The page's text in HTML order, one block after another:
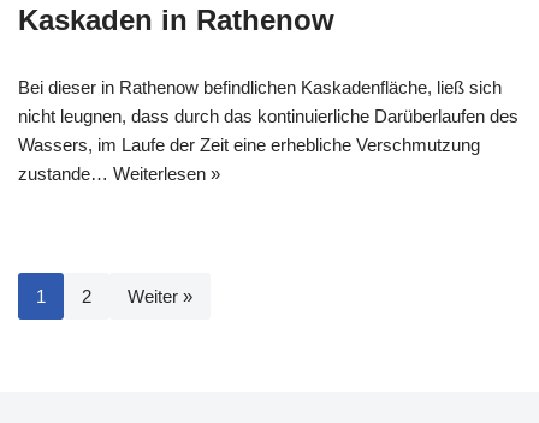
Kaskaden in Rathenow
Bei dieser in Rathenow befindlichen Kaskadenfläche, ließ sich
nicht leugnen, dass durch das kontinuierliche Darüberlaufen des
Wassers, im Laufe der Zeit eine erhebliche Verschmutzung
zustande… Weiterlesen »
1 2 Weiter »